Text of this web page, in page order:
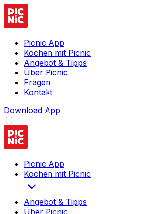
Picnic App
Kochen mit Picnic
Angebot & Tipps
Über Picnic
Fragen
Kontakt
Download App
Picnic App
Kochen mit Picnic
Angebot & Tipps
Über Picnic